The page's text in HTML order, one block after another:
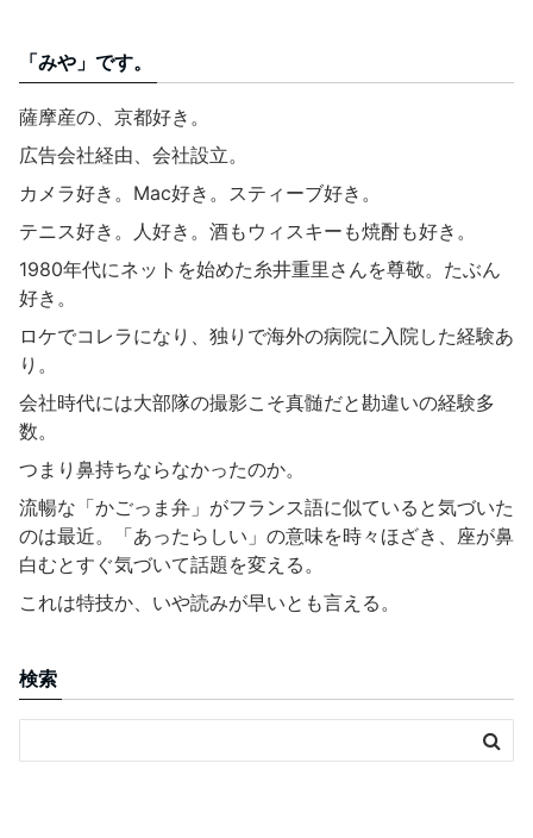
「みや」です。
薩摩産の、京都好き。
広告会社経由、会社設立。
カメラ好き。Mac好き。スティーブ好き。
テニス好き。人好き。酒もウィスキーも焼酎も好き。
1980年代にネットを始めた糸井重里さんを尊敬。たぶん
好き。
ロケでコレラになり、独りで海外の病院に入院した経験あ
り。
会社時代には大部隊の撮影こそ真髄だと勘違いの経験多
数。
つまり鼻持ちならなかったのか。
流暢な「かごっま弁」がフランス語に似ていると気づいた
のは最近。「あったらしい」の意味を時々ほざき、座が鼻
白むとすぐ気づいて話題を変える。
これは特技か、いや読みが早いとも言える。
検索